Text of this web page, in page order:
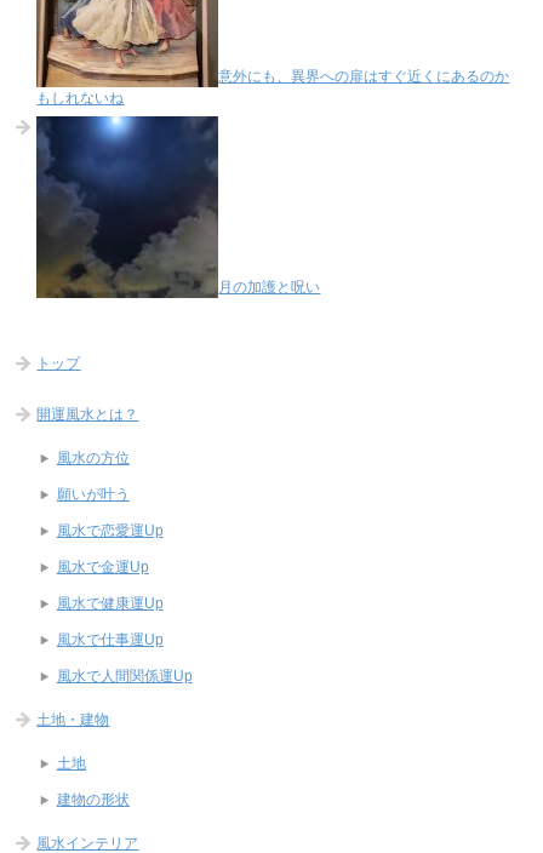
意外にも、異界への扉はすぐ近くにあるのか
もしれないね
月の加護と呪い
トップ
開運風水とは？
風水の方位
願いが叶う
風水で恋愛運Up
風水で金運Up
風水で健康運Up
風水で仕事運Up
風水で人間関係運Up
土地・建物
土地
建物の形状
風水インテリア